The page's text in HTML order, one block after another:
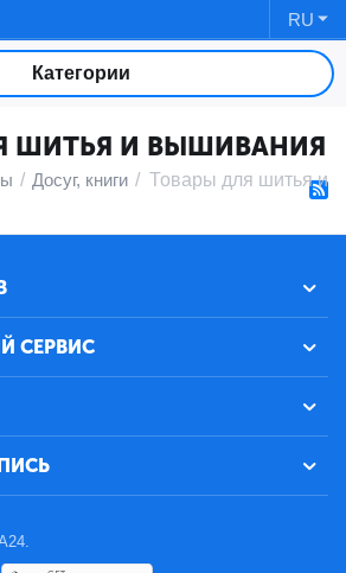
RU
Категории
ШИТЬЯ И ВЫШИВАНИЯ
/ Досуг, книги / Товары для шитья и
СЕРВИС